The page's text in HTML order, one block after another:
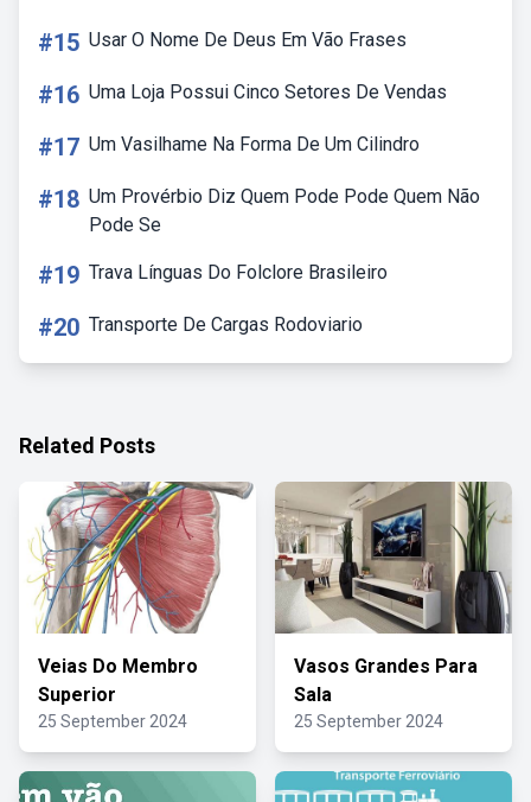
#15 Usar O Nome De Deus Em Vão Frases
#16 Uma Loja Possui Cinco Setores De Vendas
#17 Um Vasilhame Na Forma De Um Cilindro
#18 Um Provérbio Diz Quem Pode Pode Quem Não
Pode Se
#19 Trava Línguas Do Folclore Brasileiro
#20 Transporte De Cargas Rodoviario
Related Posts
Veias Do Membro
Superior
25 September 2024
Vasos Grandes Para
Sala
25 September 2024